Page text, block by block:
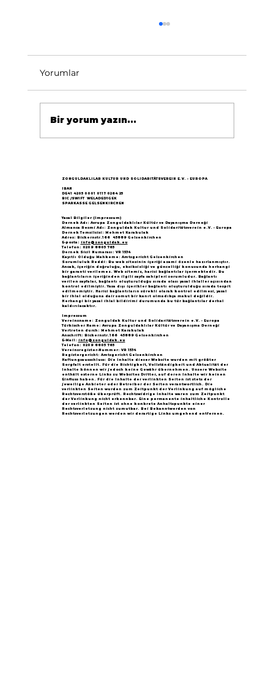
büyük yankı uyandırdı...
Yorumlar
Bir yorum yazın...
ZONGULDAKLILAR KULTUR UND SOLIDARITÄTSVEREIN E.V. - EUROPA
IBAN
DE41 4205 0001 0117 0264 25
BIC /SWIFT WELADED1GEK
SPARKASSE GELSENKIRCHEN
Yasal Bilgiler (Impressum)
Dernek Adı: Avrupa Zonguldaklılar Kültür ve Dayanışma Derneği
Almanca Resmi Adı: Zonguldak Kultur und Solidaritätsverein e.V. - Europa
Dernek Temsilcisi: Mehmet Karakulak
Adres: Bickernstr.166 45889 Gelsenkirchen
E-posta: info@zonguldak.eu
Telefon: 0209 8805 765
Dernek Sicil Numarası: VR 1534
Kayıtlı Olduğu Mahkeme: Amtsgericht Gelsenkirchen
Sorumluluk Reddi: Bu web sitesinin içeriği azami özenle hazırlanmıştır.
Ancak, içeriğin doğruluğu, eksiksizliği ve güncelliği konusunda herhangi
bir garanti verilemez. Web sitemiz, harici bağlantılar içermektedir. Bu
bağlantıların içeriğinden ilgili sayfa sahipleri sorumludur. Bağlantı
verilen sayfalar, bağlantı oluşturulduğu sırada olası yasal ihlaller açısından
kontrol edilmiştir. Yasa dışı içerikler bağlantı oluşturulduğu sırada tespit
edilmemiştir. Harici bağlantıların sürekli olarak kontrol edilmesi, yasal
bir ihlal olduğuna dair somut bir kanıt olmadıkça makul değildir.
Herhangi bir yasal ihlal bildirimi durumunda bu tür bağlantılar derhal
kaldırılacaktır.
Impressum
Vereinsname: Zonguldak Kultur und Solidaritätsverein e.V. - Europa
Türkischer Name: Avrupa Zonguldaklılar Kültür ve Dayanışma Derneği
Vertreten durch: Mehmet Karakulak
Anschrift: Bickernstr.166 45889 Gelsenkirchen
E-Mail: info@zonguldak.eu
Telefon: 0209 8805 765
Vereinsregister-Nummer: VR 1534
Registergericht: Amtsgericht Gelsenkirchen
Haftungsausschluss: Die Inhalte dieser Website wurden mit größter
Sorgfalt erstellt. Für die Richtigkeit, Vollständigkeit und Aktualität der
Inhalte können wir jedoch keine Gewähr übernehmen. Unsere Website
enthält externe Links zu Websites Dritter, auf deren Inhalte wir keinen
Einfluss haben. Für die Inhalte der verlinkten Seiten ist stets der
jeweilige Anbieter oder Betreiber der Seiten verantwortlich. Die
verlinkten Seiten wurden zum Zeitpunkt der Verlinkung auf mögliche
Rechtsverstöße überprüft. Rechtswidrige Inhalte waren zum Zeitpunkt
der Verlinkung nicht erkennbar. Eine permanente inhaltliche Kontrolle
der verlinkten Seiten ist ohne konkrete Anhaltspunkte einer
Rechtsverletzung nicht zumutbar. Bei Bekanntwerden von
Rechtsverletzungen werden wir derartige Links umgehend entfernen.